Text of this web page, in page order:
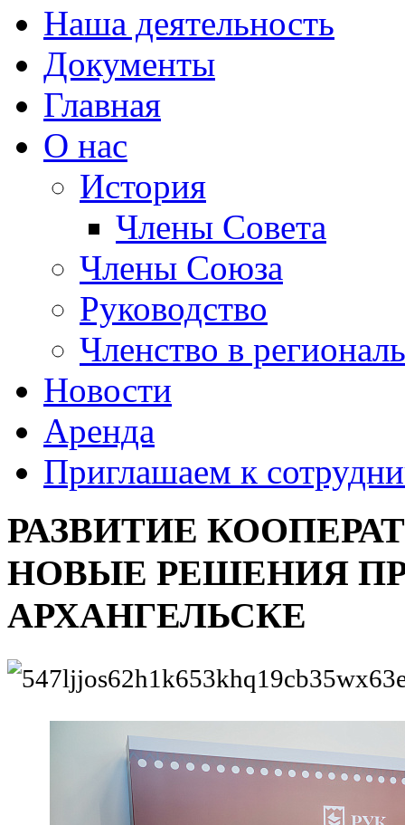
Наша деятельность
Документы
Главная
О нас
История
Члены Совета
Члены Союза
Руководство
Членство в
Новости
Аренда
Приглашаем к
РАЗВИТИЕ
НОВЫЕ РЕШЕНИЯ
АРХАНГЕЛЬСКЕ